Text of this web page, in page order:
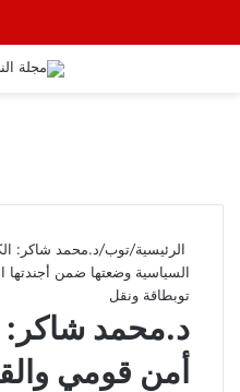
الرئيسية/توب/د.محمد شاكر:
السياسية وضعتها ضمن أجندتها
توبطاقة ونقل
د.محمد شاكر:
أمن قومي